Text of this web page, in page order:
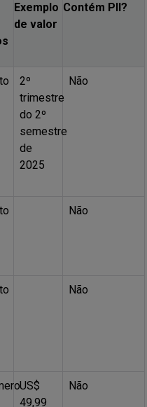
Exemplo
de valor
Contém PII ?
2º
trimestre
do 2º
semestre
de
2025
Não
Não
Não
US$
49,99
Não